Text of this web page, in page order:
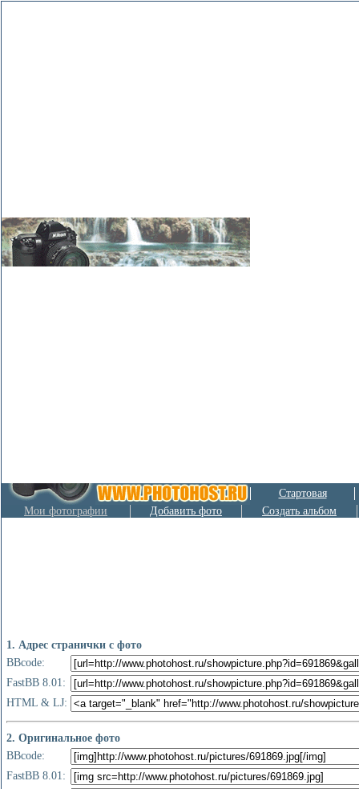
Стартовая
Мои фотографии
Добавить фото Создать альбом
1. Адрес странички с фото
BBcode:
FastBB 8.01:
HTML & LJ:
2. Оригинальное фото
BBcode:
FastBB 8.01: